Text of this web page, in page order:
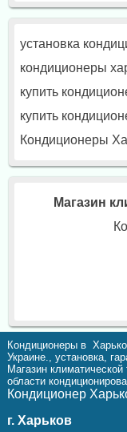
установка
кондиционеры
купить
купить
Кондиционеры
Магазин
Кондиционеры в
Украине., установка,
Магазин
области
Кондиционер
г. Харьков